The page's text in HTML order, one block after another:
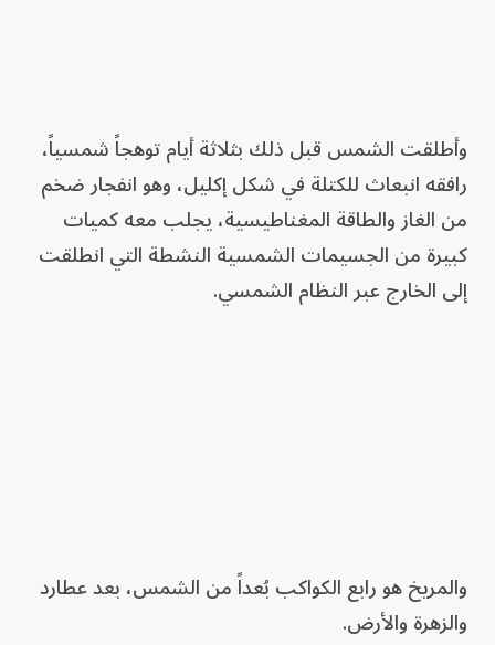
وأطلقت الشمس قبل ذلك بثلاثة أيام توهجاً شمسياً،
رافقه انبعاث للكتلة في شكل إكليل، وهو انفجار ضخم
من الغاز والطاقة المغناطيسية، يجلب معه كميات
كبيرة من الجسيمات الشمسية النشطة التي انطلقت
إلى الخارج عبر النظام الشمسي.
والمريخ هو رابع الكواكب بُعداً من الشمس، بعد عطارد
والزهرة والأرض.